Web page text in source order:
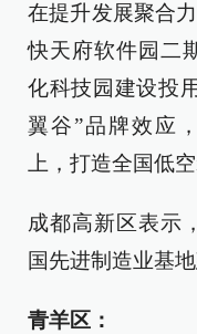
在提升发展聚合
快天府软件园二
化科技园建设投
翼谷”品牌效应
上，打造全国低
成都高新区表示
国先进制造业基地
青羊区：